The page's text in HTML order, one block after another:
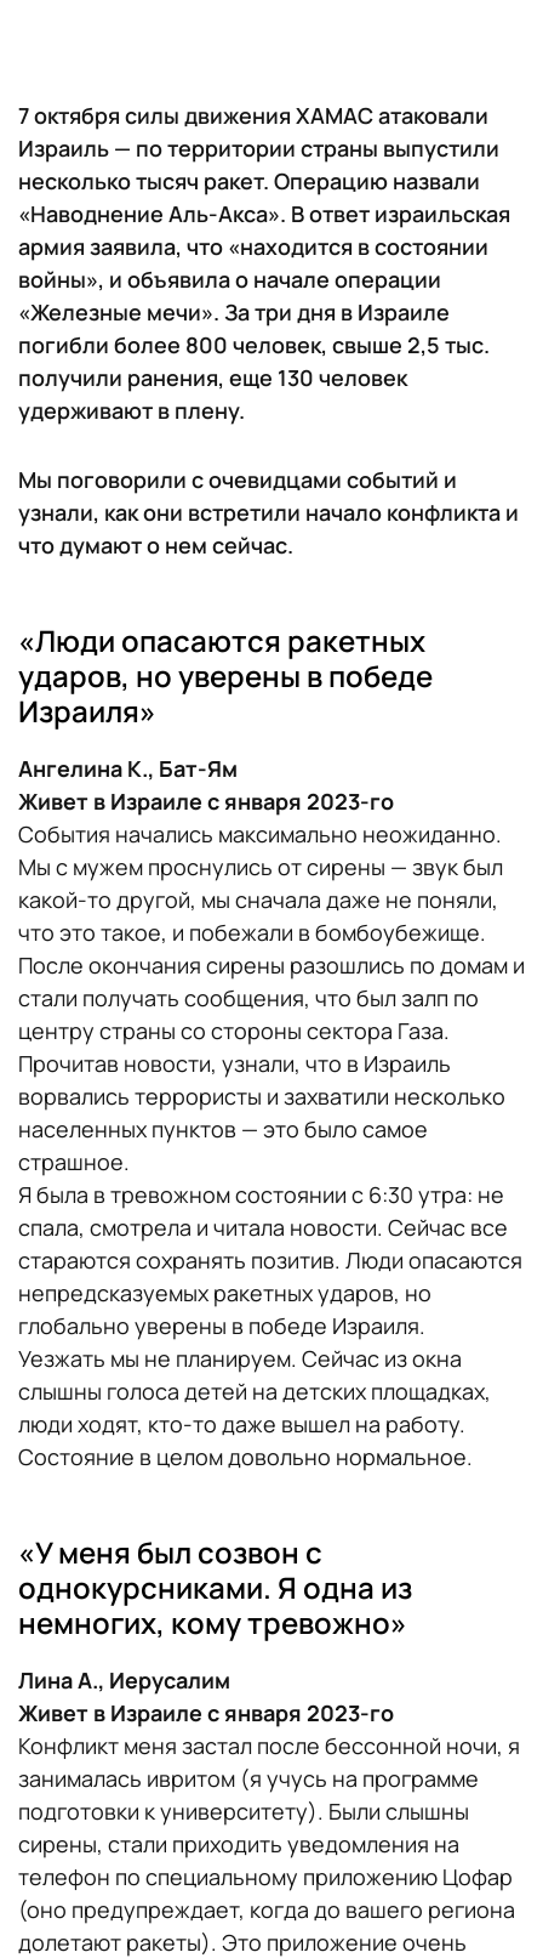
7 октября силы движения ХАМАС атаковали
Израиль — по территории страны выпустили
несколько тысяч ракет. Операцию назвали
«Наводнение Аль-Акса». В ответ израильская
армия заявила, что «находится в состоянии
войны», и объявила о начале операции
«Железные мечи». За три дня в Израиле
погибли более 800 человек, свыше 2,5 тыс.
получили ранения, еще 130 человек
удерживают в плену.
Мы поговорили с очевидцами событий и
узнали, как они встретили начало конфликта и
что думают о нем сейчас.
«Люди опасаются ракетных
ударов, но уверены в победе
Израиля»
Ангелина К., Бат-Ям
Живет в Израиле с января 2023-го
События начались максимально неожиданно.
Мы с мужем проснулись от сирены — звук был
какой-то другой, мы сначала даже не поняли,
что это такое, и побежали в бомбоубежище.
После окончания сирены разошлись по домам и
стали получать сообщения, что был залп по
центру страны со стороны сектора Газа.
Прочитав новости, узнали, что в Израиль
ворвались террористы и захватили несколько
населенных пунктов — это было самое
страшное.
Я была в тревожном состоянии с 6:30 утра: не
спала, смотрела и читала новости. Сейчас все
стараются сохранять позитив. Люди опасаются
непредсказуемых ракетных ударов, но
глобально уверены в победе Израиля.
Уезжать мы не планируем. Сейчас из окна
слышны голоса детей на детских площадках,
люди ходят, кто-то даже вышел на работу.
Состояние в целом довольно нормальное.
«У меня был созвон с
однокурсниками. Я одна из
немногих, кому тревожно»
Лина А., Иерусалим
Живет в Израиле с января 2023-го
Конфликт меня застал после бессонной ночи, я
занималась ивритом (я учусь на программе
подготовки к университету). Были слышны
сирены, стали приходить уведомления на
телефон по специальному приложению Цофар
(оно предупреждает, когда до вашего региона
долетают ракеты). Это приложение очень